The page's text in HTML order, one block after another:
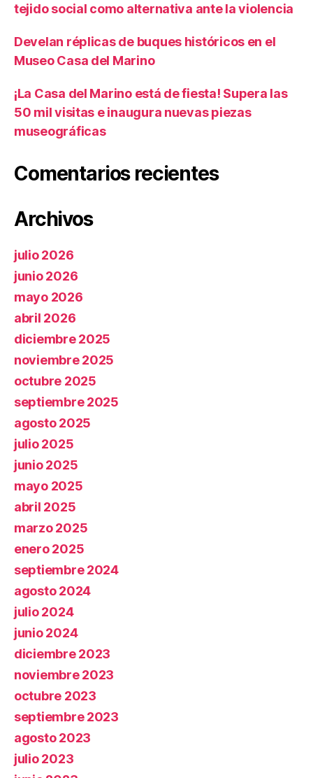
tejido social como alternativa ante la violencia
Develan réplicas de buques históricos en el
Museo Casa del Marino
¡La Casa del Marino está de fiesta! Supera las
50 mil visitas e inaugura nuevas piezas
museográficas
Comentarios recientes
Archivos
julio 2026
junio 2026
mayo 2026
abril 2026
diciembre 2025
noviembre 2025
octubre 2025
septiembre 2025
agosto 2025
julio 2025
junio 2025
mayo 2025
abril 2025
marzo 2025
enero 2025
septiembre 2024
agosto 2024
julio 2024
junio 2024
diciembre 2023
noviembre 2023
octubre 2023
septiembre 2023
agosto 2023
julio 2023